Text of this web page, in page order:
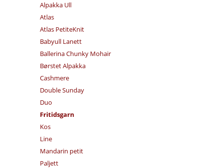
Alpakka Ull
Atlas
Atlas PetiteKnit
Babyull Lanett
Ballerina Chunky Mohair
Børstet Alpakka
Cashmere
Double Sunday
Duo
Fritidsgarn
Kos
Line
Mandarin petit
Paljett